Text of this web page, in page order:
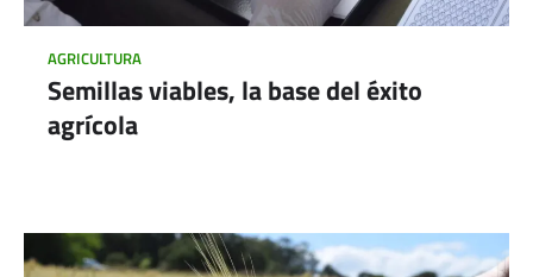
AGRICULTURA
Semillas viables, la base del éxito
agrícola